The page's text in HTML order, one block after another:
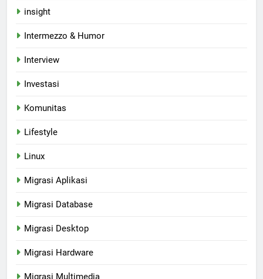
insight
Intermezzo & Humor
Interview
Investasi
Komunitas
Lifestyle
Linux
Migrasi Aplikasi
Migrasi Database
Migrasi Desktop
Migrasi Hardware
Migrasi Multimedia